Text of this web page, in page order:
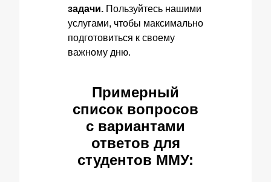
задачи. Пользуйтесь нашими
услугами, чтобы максимально
подготовиться к своему
важному дню.
Примерный
список вопросов
с вариантами
ответов для
студентов ММУ: